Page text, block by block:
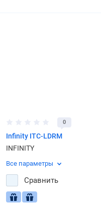
0
Infinity ITC-LDRM
INFINITY
Все параметры
Сравнить